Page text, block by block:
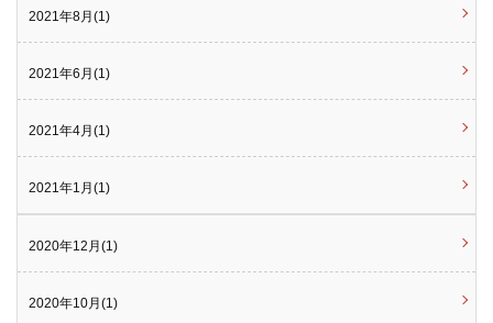
2021年8月(1)
2021年6月(1)
2021年4月(1)
2021年1月(1)
2020年12月(1)
2020年10月(1)